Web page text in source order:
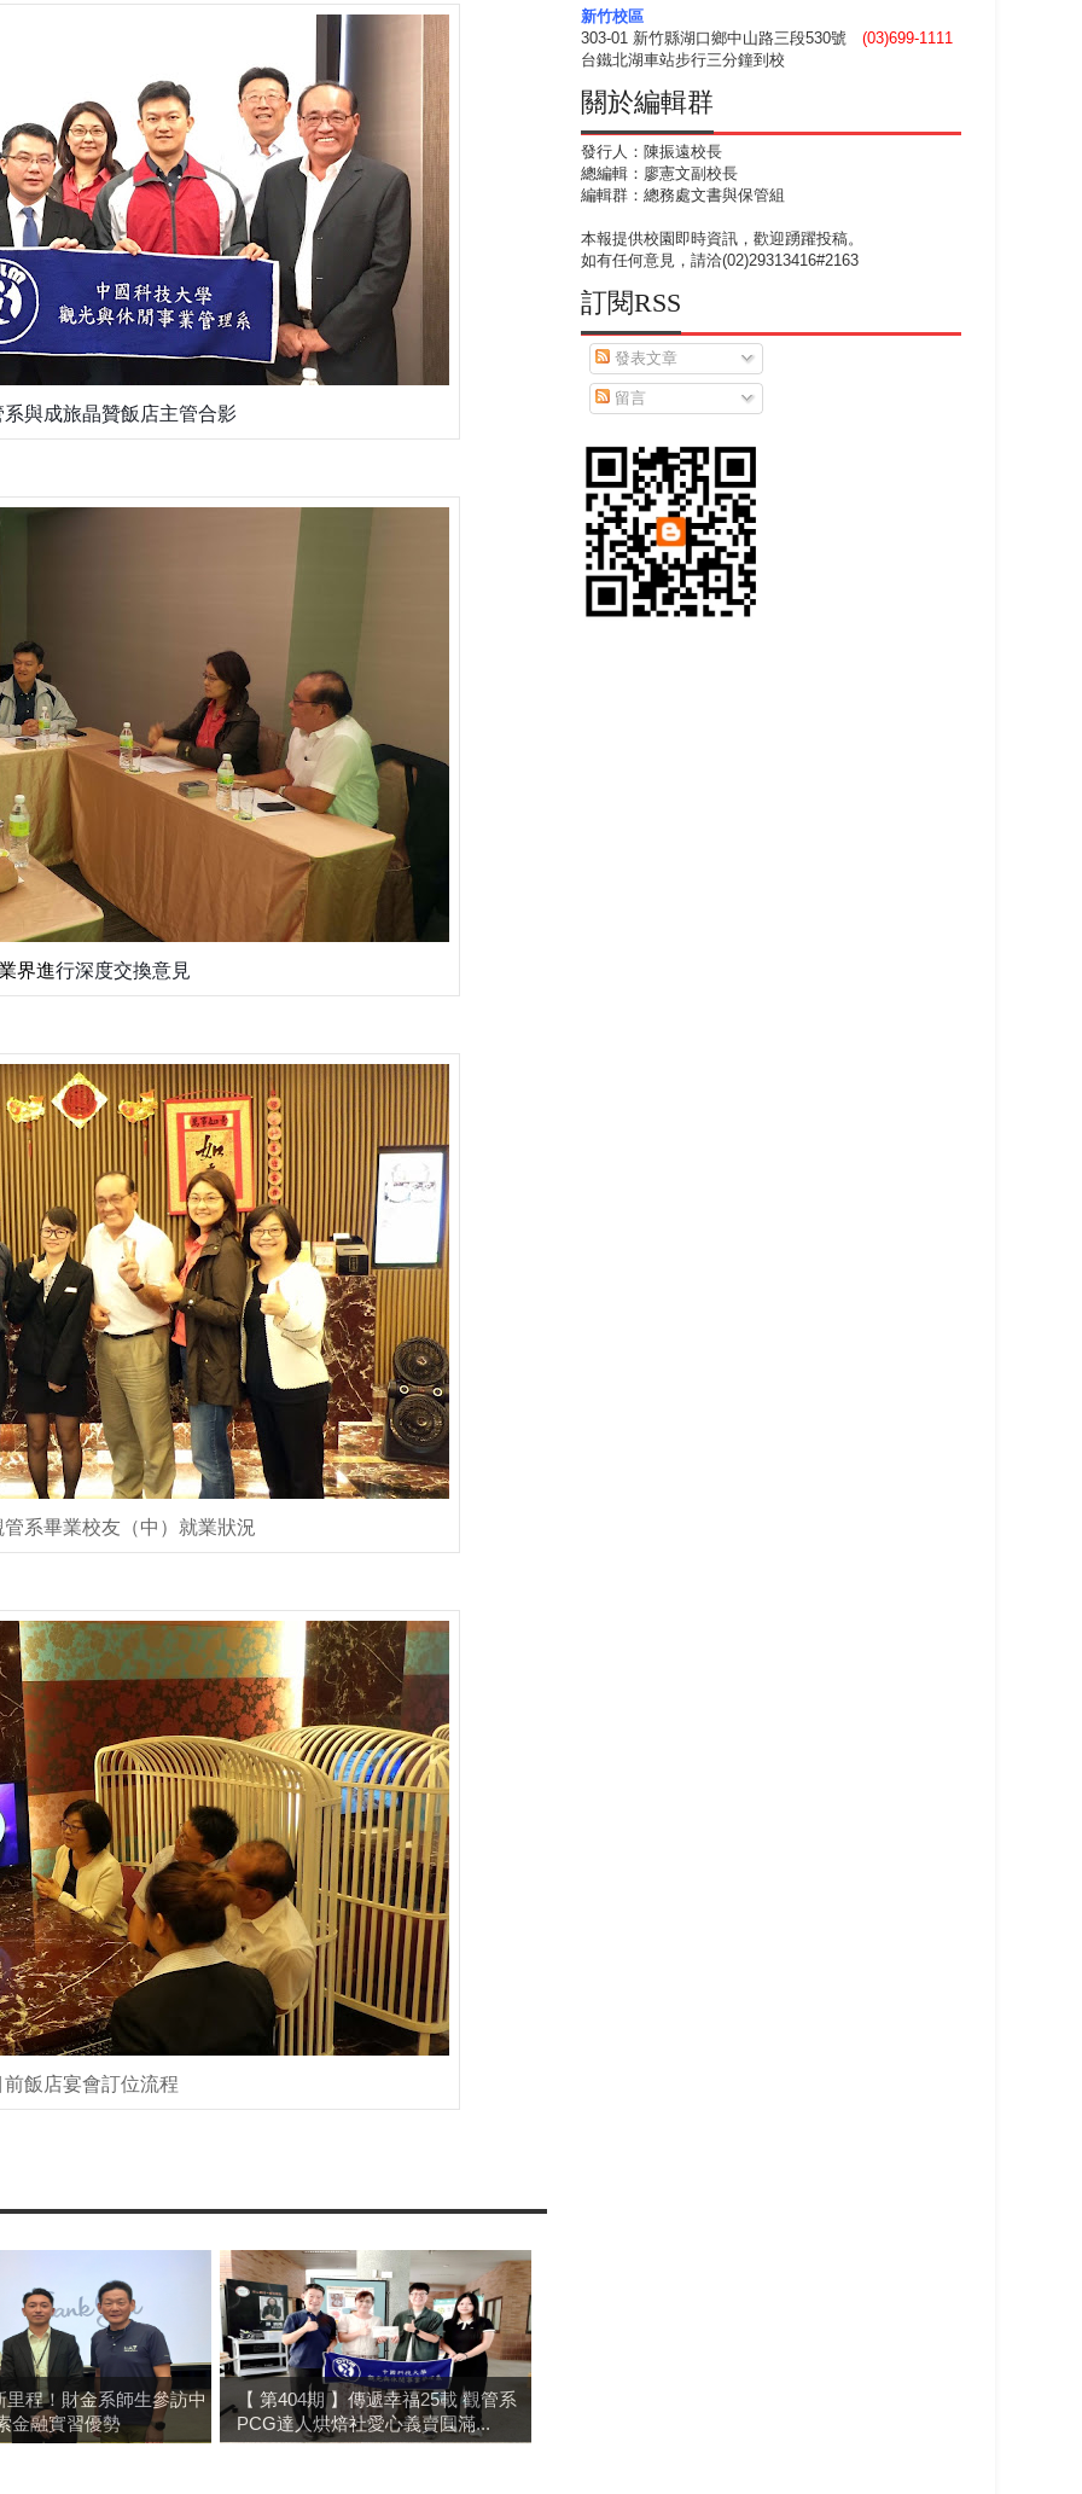
與成旅晶贊飯店主管合影
界進行深度交換意見
系畢業校友（中）就業狀況
前飯店宴會訂位流程
里程！財金系師生參訪中
金融實習優勢
【 第404期 】傳遞幸福25載 觀管系
PCG達人烘焙社愛心義賣圓滿...
新竹校區
303-01 新竹縣湖口鄉中山路三段530號 (03)699-1111
台鐵北湖車站步行三分鐘到校
關於編輯群
發行人：陳振遠校長
總編輯：廖憲文副校長
編輯群：總務處文書與保管組
本報提供校園即時資訊，歡迎踴躍投稿。
如有任何意見，請洽(02)29313416#2163
訂閱RSS
發表文章
留言